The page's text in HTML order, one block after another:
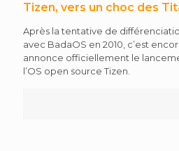
Tizen, vers un choc des
Après la tentative de
avec BadaOS en 2010, c’est
annonce officiellement le
l’OS open source Tizen.